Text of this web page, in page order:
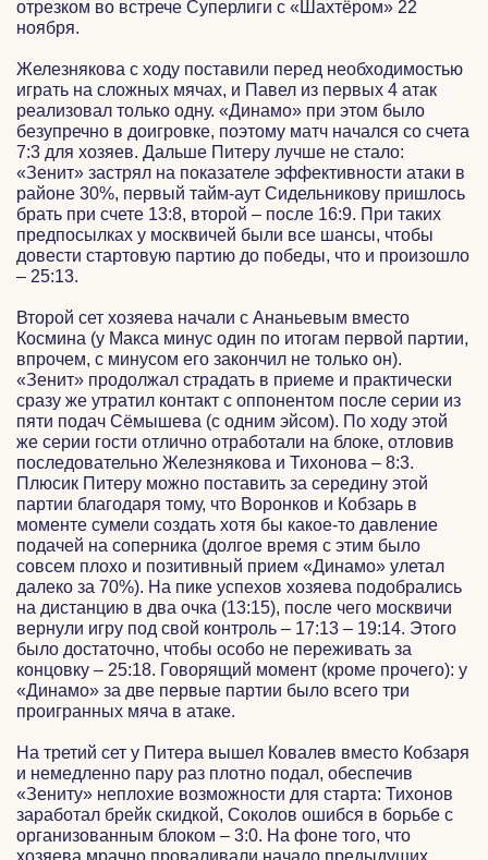
отрезком во встрече Суперлиги с «Шахтёром» 22
ноября.
Железнякова с ходу поставили перед необходимостью
играть на сложных мячах, и Павел из первых 4 атак
реализовал только одну. «Динамо» при этом было
безупречно в доигровке, поэтому матч начался со счета
7:3 для хозяев. Дальше Питеру лучше не стало:
«Зенит» застрял на показателе эффективности атаки в
районе 30%, первый тайм-аут Сидельникову пришлось
брать при счете 13:8, второй – после 16:9. При таких
предпосылках у москвичей были все шансы, чтобы
довести стартовую партию до победы, что и произошло
– 25:13.
Второй сет хозяева начали с Ананьевым вместо
Космина (у Макса минус один по итогам первой партии,
впрочем, с минусом его закончил не только он).
«Зенит» продолжал страдать в приеме и практически
сразу же утратил контакт с оппонентом после серии из
пяти подач Сёмышева (с одним эйсом). По ходу этой
же серии гости отлично отработали на блоке, отловив
последовательно Железнякова и Тихонова – 8:3.
Плюсик Питеру можно поставить за середину этой
партии благодаря тому, что Воронков и Кобзарь в
моменте сумели создать хотя бы какое-то давление
подачей на соперника (долгое время с этим было
совсем плохо и позитивный прием «Динамо» улетал
далеко за 70%). На пике успехов хозяева подобрались
на дистанцию в два очка (13:15), после чего москвичи
вернули игру под свой контроль – 17:13 – 19:14. Этого
было достаточно, чтобы особо не переживать за
концовку – 25:18. Говорящий момент (кроме прочего): у
«Динамо» за две первые партии было всего три
проигранных мяча в атаке.
На третий сет у Питера вышел Ковалев вместо Кобзаря
и немедленно пару раз плотно подал, обеспечив
«Зениту» неплохие возможности для старта: Тихонов
заработал брейк скидкой, Соколов ошибся в борьбе с
организованным блоком – 3:0. На фоне того, что
хозяева мрачно проваливали начало предыдущих